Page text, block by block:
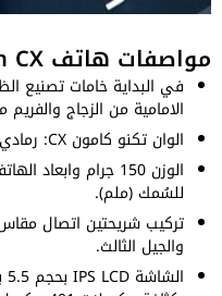
مواصفات هاتف Tecno Camon CX
في البداية خامات تصنيع
الامامية من الزجاج
الوان تكنو كامون CX: رمادي – ذهبي – ازرق.
للسُمك (ملم).
تركيب شريحتين اتصال مقاس
والجيل الثالث.